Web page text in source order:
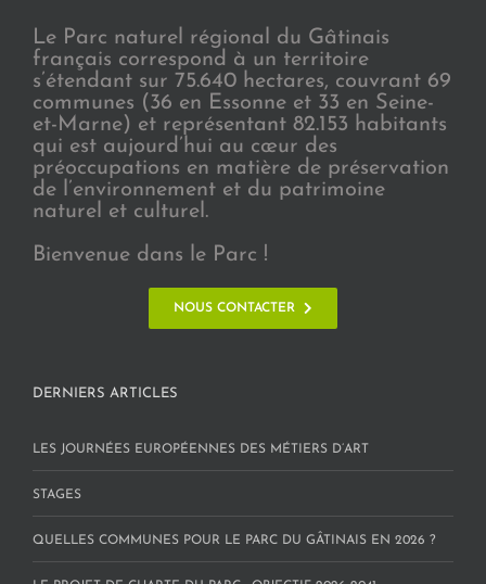
Le Parc naturel régional du Gâtinais
français correspond à un territoire
s’étendant sur 75.640 hectares, couvrant 69
communes (36 en Essonne et 33 en Seine-
et-Marne) et représentant 82.153 habitants
qui est aujourd’hui au cœur des
préoccupations en matière de préservation
de l’environnement et du patrimoine
naturel et culturel.
Bienvenue dans le Parc !
NOUS CONTACTER
DERNIERS ARTICLES
LES JOURNÉES EUROPÉENNES DES MÉTIERS D’ART
STAGES
QUELLES COMMUNES POUR LE PARC DU GÂTINAIS EN 2026 ?